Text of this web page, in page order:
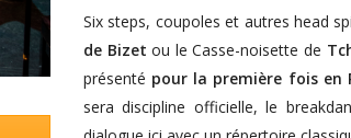
Six steps, coupoles et autres head
de Bizet ou le Casse-noisette de
présenté pour la première fois en
sera discipline officielle, le